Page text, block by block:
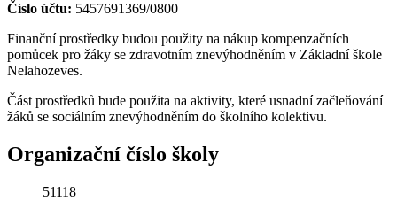
Číslo účtu: 5457691369/0800
Finanční prostředky budou použity na nákup kompenzačních
pomůcek pro žáky se zdravotním znevýhodněním v Základní škole
Nelahozeves.
Část prostředků bude použita na aktivity, které usnadní začleňování
žáků se sociálním znevýhodněním do školního kolektivu.
Organizační číslo školy
51118